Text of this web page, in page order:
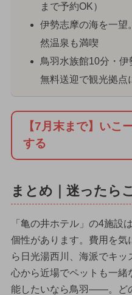
まで予約OK）
伊勢志摩の海を一望
然温泉も満喫
鳥羽水族館10分・
無料送迎で観光拠点
【7月末まで】いこ
する
まとめ｜迷ったら
「亀の井ホテル」の4施設
個性があります。費用を気
ら日光湯西川、海派でキ
心から近場でペットも一
能したいなら鳥羽——。ど